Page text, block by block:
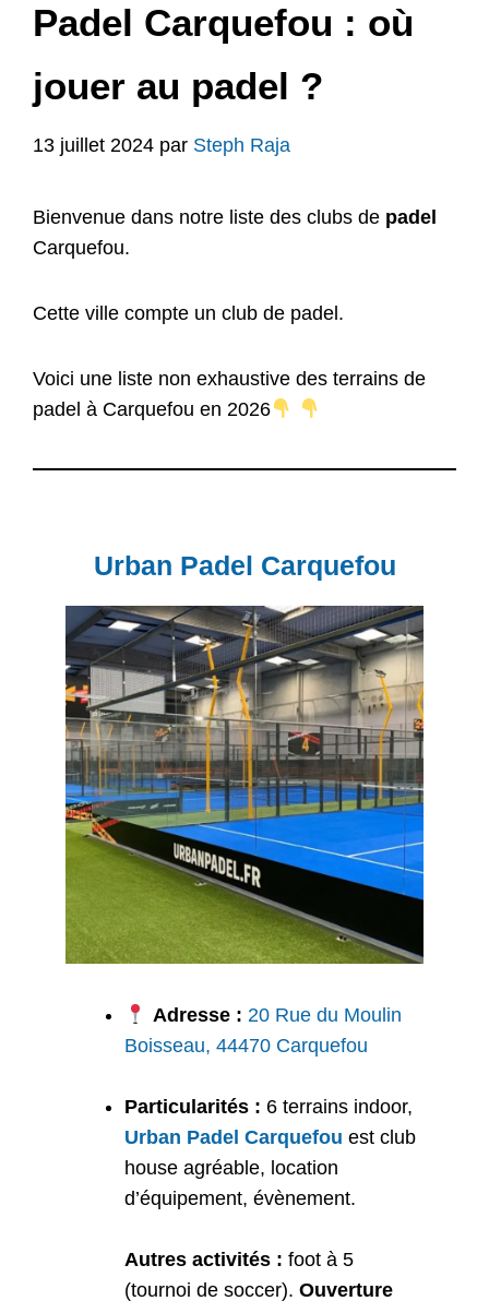
Padel Carquefou : où
jouer au padel ?
13 juillet 2024 par Steph Raja
Bienvenue dans notre liste des clubs de padel
Carquefou.
Cette ville compte un club de padel.
Voici une liste non exhaustive des terrains de
padel à Carquefou en 2026
Urban Padel Carquefou
Adresse : 20 Rue du Moulin
Boisseau, 44470 Carquefou
Particularités : 6 terrains indoor,
Urban Padel Carquefou est club
house agréable, location
d’équipement, évènement.
Autres activités : foot à 5
(tournoi de soccer). Ouverture